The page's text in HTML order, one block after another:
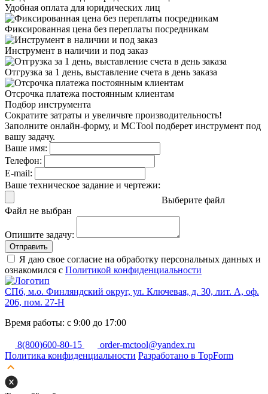
Удобная оплата для юридических лиц
Фиксированная цена без переплаты посредникам
Инструмент в наличии и под заказ
Отгрузка за 1 день, выставление счета в день заказа
Отсрочка платежа постоянным клиентам
Подбор инструмента
Сократите затраты и увеличьте производительность!
Заполните онлайн-форму, и MCTool подберет инструмент под
вашу задачу.
Ваше имя:
Телефон:
E-mail:
Ваше техническое задание и чертежи:
Выберите файл
Файл не выбран
Опишите задачу:
Отправить
Я даю свое согласие на обработку персональных данных и
ознакомился с Политикой конфиденциальности
СПб, м.о. Финляндский округ, ул. Ключевая, д. 30, лит. А, оф.
206, пом. 27-Н
Время работы: с 9:00 до 17:00
8(800)600-80-15
order-mctool@yandex.ru
Политика конфиденциальности Разработано в TopForm